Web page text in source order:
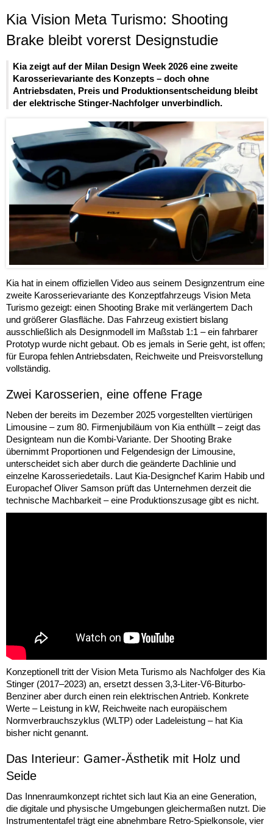
Kia Vision Meta Turismo: Shooting
Brake bleibt vorerst Designstudie
Kia zeigt auf der Milan Design Week 2026 eine zweite
Karosserievariante des Konzepts – doch ohne
Antriebsdaten, Preis und Produktionsentscheidung bleibt
der elektrische Stinger-Nachfolger unverbindlich.
Kia hat in einem offiziellen Video aus seinem Designzentrum eine
zweite Karosserievariante des Konzeptfahrzeugs Vision Meta
Turismo gezeigt: einen Shooting Brake mit verlängertem Dach
und größerer Glasfläche. Das Fahrzeug existiert bislang
ausschließlich als Designmodell im Maßstab 1:1 – ein fahrbarer
Prototyp wurde nicht gebaut. Ob es jemals in Serie geht, ist offen;
für Europa fehlen Antriebsdaten, Reichweite und Preisvorstellung
vollständig.
Zwei Karosserien, eine offene Frage
Neben der bereits im Dezember 2025 vorgestellten viertürigen
Limousine – zum 80. Firmenjubiläum von Kia enthüllt – zeigt das
Designteam nun die Kombi-Variante. Der Shooting Brake
übernimmt Proportionen und Felgendesign der Limousine,
unterscheidet sich aber durch die geänderte Dachlinie und
einzelne Karosseriedetails. Laut Kia-Designchef Karim Habib und
Europachef Oliver Samson prüft das Unternehmen derzeit die
technische Machbarkeit – eine Produktionszusage gibt es nicht.
Konzeptionell tritt der Vision Meta Turismo als Nachfolger des Kia
Stinger (2017–2023) an, ersetzt dessen 3,3-Liter-V6-Biturbo-
Benziner aber durch einen rein elektrischen Antrieb. Konkrete
Werte – Leistung in kW, Reichweite nach europäischem
Normverbrauchszyklus (WLTP) oder Ladeleistung – hat Kia
bisher nicht genannt.
Das Interieur: Gamer-Ästhetik mit Holz und
Seide
Das Innenraumkonzept richtet sich laut Kia an eine Generation,
die digitale und physische Umgebungen gleichermaßen nutzt. Die
Instrumententafel trägt eine abnehmbare Retro-Spielkonsole, vier